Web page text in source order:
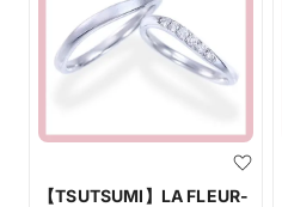
【TSUTSUMI】LA FLEUR-